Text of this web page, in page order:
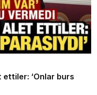
ettiler: ‘Onlar burs